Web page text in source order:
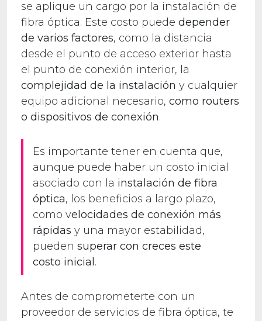
se aplique un cargo por la instalación de
fibra óptica. Este costo puede depender
de varios factores, como la distancia
desde el punto de acceso exterior hasta
el punto de conexión interior, la
complejidad de la instalación y cualquier
equipo adicional necesario, como routers
o dispositivos de conexión.
Es importante tener en cuenta que,
aunque puede haber un costo inicial
asociado con la instalación de fibra
óptica, los beneficios a largo plazo,
como velocidades de conexión más
rápidas y una mayor estabilidad,
pueden superar con creces este
costo inicial .
Antes de comprometerte con un
proveedor de servicios de fibra óptica, te